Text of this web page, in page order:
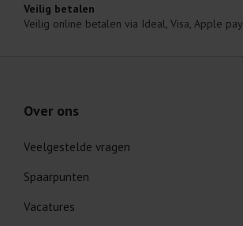
Veilig betalen
Veilig online betalen via Ideal, Visa, Apple pay
Over ons
Veelgestelde vragen
Spaarpunten
Vacatures